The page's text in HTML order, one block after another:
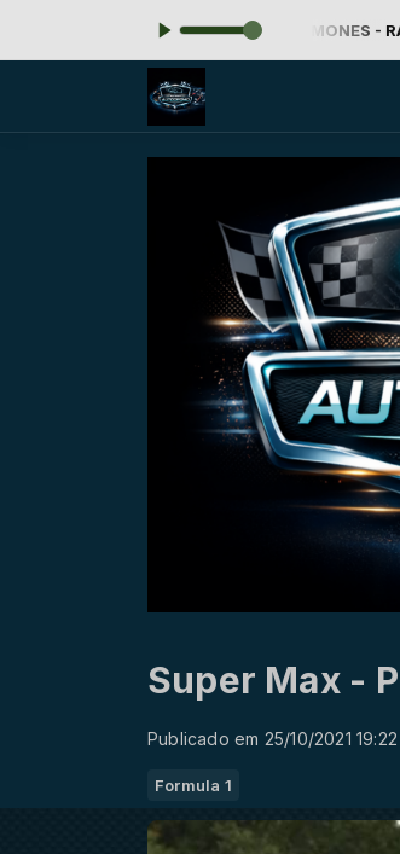
agora: 147 - RAMONES - RAMONA ( EU
Super Max -
Publicado em 25/10/2021 19:22
Formula 1